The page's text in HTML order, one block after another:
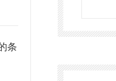
条